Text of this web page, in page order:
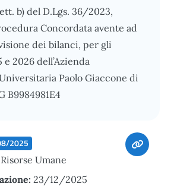
b) del D.Lgs. 36/2023,
Concordata avente ad
dei bilanci, per gli
2026 dell’Azienda
Paolo Giaccone di
B9984981E4
2025
Umane
23/12/2025